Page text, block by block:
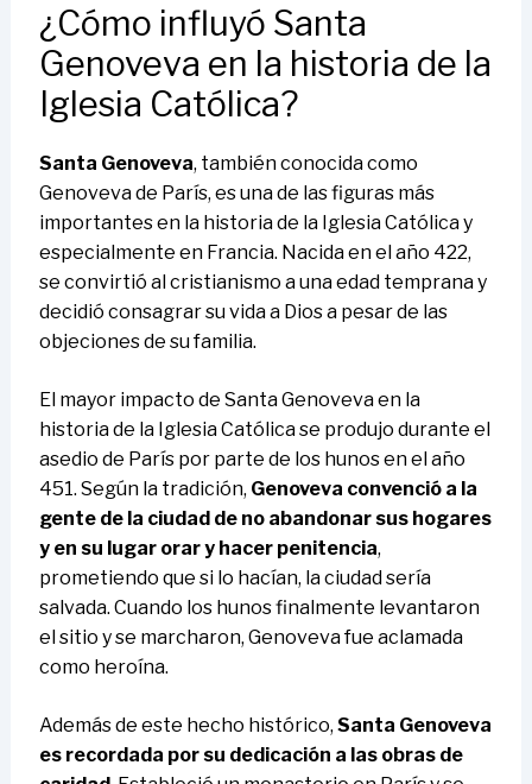
¿Cómo influyó Santa
Genoveva en la historia de la
Iglesia Católica?
Santa Genoveva, también conocida como
Genoveva de París, es una de las figuras más
importantes en la historia de la Iglesia Católica y
especialmente en Francia. Nacida en el año 422,
se convirtió al cristianismo a una edad temprana y
decidió consagrar su vida a Dios a pesar de las
objeciones de su familia.
El mayor impacto de Santa Genoveva en la
historia de la Iglesia Católica se produjo durante el
asedio de París por parte de los hunos en el año
451. Según la tradición, Genoveva convenció a la
gente de la ciudad de no abandonar sus hogares
y en su lugar orar y hacer penitencia,
prometiendo que si lo hacían, la ciudad sería
salvada. Cuando los hunos finalmente levantaron
el sitio y se marcharon, Genoveva fue aclamada
como heroína.
Además de este hecho histórico, Santa Genoveva
es recordada por su dedicación a las obras de